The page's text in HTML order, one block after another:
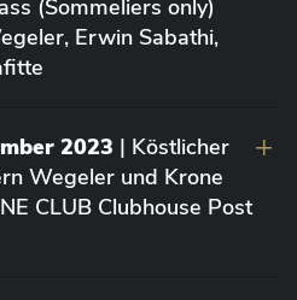
(Sommeliers only)
Erwin Sabathi,
2023 | Köstlicher
Wegeler und Krone
CLUB Clubhouse Post